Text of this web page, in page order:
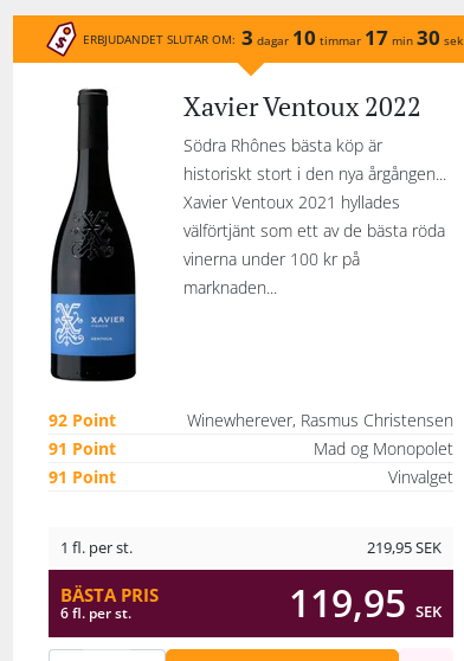
ERBJUDANDET SLUTAR OM: 3 dagar 10 timmar 17 min 30 sek
Xavier Ventoux 2022
Södra Rhônes bästa köp är
historiskt stort i den nya årgången...
Xavier Ventoux 2021 hyllades
välförtjänt som ett av de bästa röda
vinerna under 100 kr på
marknaden...
92 Point
Winewherever, Rasmus Christensen
91 Point
Mad og Monopolet
91 Point
Vinvalget
1 fl. per st. 219,95SEK
BÄSTA PRIS
6 fl. per st. 119,95 SEK